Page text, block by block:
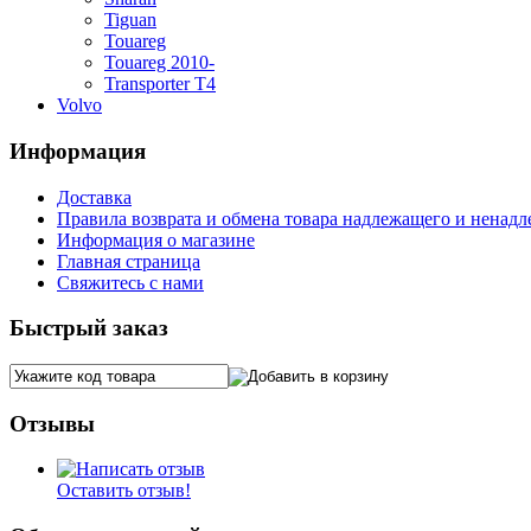
Tiguan
Touareg
Touareg 2010-
Transporter T4
Volvo
Информация
Доставка
Правила возврата и обмена товара надлежащего и
Информация о магазине
Главная страница
Свяжитесь с нами
Быстрый заказ
Отзывы
Оставить отзыв!